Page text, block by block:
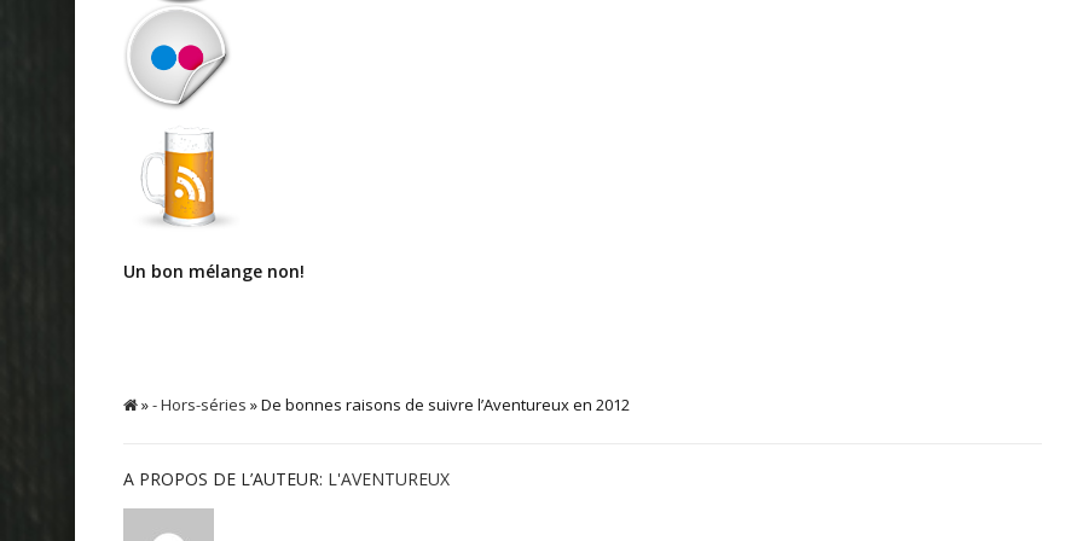
Un bon mélange non!
»- Hors-séries » De bonnes raisons de suivre l’Aventureux en 2012
A PROPOS DE L’AUTEUR: L'AVENTUREUX